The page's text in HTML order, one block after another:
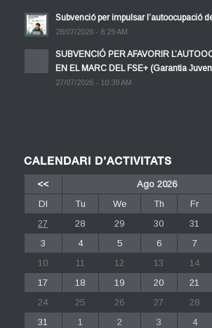
Subvenció per impulsar l’autoocupació
28/07/2026 - 8:29 AM
SUBVENCIÓ PER AFAVORIR
EN EL MARC DEL FSE+ (Garantia
27/07/2026 - 10:39 AM
CALENDARI D’ACTIVITATS
<< Ago 2026
Dl
Tu We Th Fr
27
28 29 30 31
3
4 5 6 7
10
11 12 13 14
17
18 19 20 21
24
25 26 27 28
31
1 2 3 4